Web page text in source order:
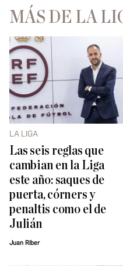
MÁS DE LA
LA LIGA
Las seis reglas que
cambian en la Liga
este año: saques de
puerta, córners y
penaltis como el de
Julián
Juan Riber